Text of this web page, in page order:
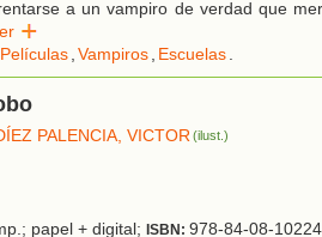
a un vampiro de verdad que
Películas,Vampiros, Escuelas.
PALENCIA, VICTOR(ilust.)
papel + digital; ISBN: 978-84-08-